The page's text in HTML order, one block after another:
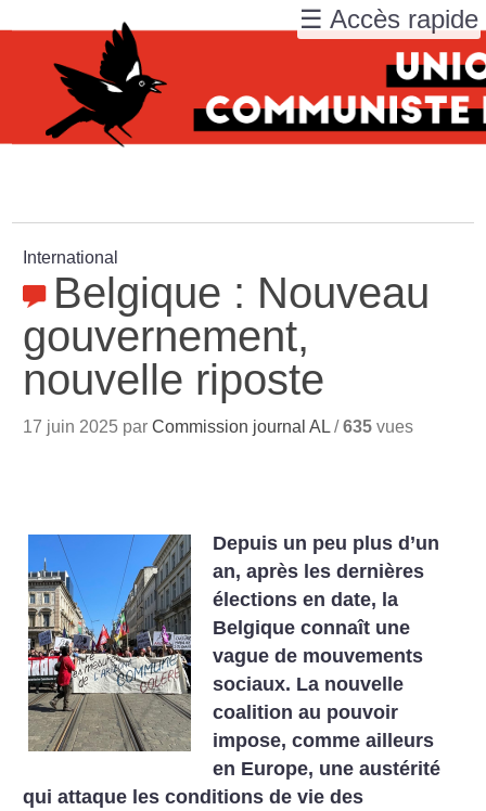
International
Belgique : Nouveau
gouvernement,
nouvelle riposte
17 juin 2025 parCommission journal AL /635 vues
Depuis un peu plus d’un
an, après les dernières
élections en date, la
Belgique connaît une
vague de mouvements
sociaux. La nouvelle
coalition au pouvoir
impose, comme ailleurs
en Europe, une austérité
qui attaque les conditions de vie des
☰ Accès rapide